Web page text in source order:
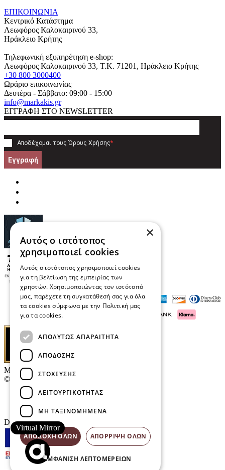
ΕΠΙΚΟΙΝΩΝΙΑ
Κεντρικό Κατάστημα
Λεωφόρος Καλοκαιρινού 33,
Ηράκλειο Κρήτης
Τηλεφωνική εξυπηρέτηση e-shop:
Λεωφόρος Καλοκαιρινού 33, T.K. 71201, Ηράκλειο Κρήτης
+30 800 3000400
Ωράριο επικοινωνίας
Δευτέρα - Σάββατο: 09:00 - 15:00
info@markakis.gr
ΕΓΓΡΑΦΗ ΣΤΟ NEWSLETTER
Αποδέχομαι τους Όρους Χρήσης*
Εγγραφή
Μαρκάκης Οπτικά
© 2026
Επικοινωνία
E-Volution Awards
Designed & developed by
Virtual Mirror
×
Αυτός ο ιστότοπος
χρησιμοποιεί cookies
Αυτός ο ιστότοπος χρησιμοποιεί cookies
για τη βελτίωση της εμπειρίας των
χρηστών. Χρησιμοποιώντας τον ιστότοπό
μας, παρέχετε τη συγκατάθεσή σας για όλα
τα cookies σύμφωνα με την Πολιτική μας
για τα cookies.
ΑΠΟΛΎΤΩΣ ΑΠΑΡΑΊΤΗΤΑ
ΑΠΌΔΟΣΗΣ
ΣΤΌΧΕΥΣΗΣ
ΛΕΙΤΟΥΡΓΙΚΌΤΗΤΑΣ
ΜΗ ΤΑΞΙΝΟΜΗΜΈΝΑ
ΑΠΟΔΟΧΉ ΌΛΩΝ ΑΠΌΡΡΙΨΗ ΌΛΩΝ
ΕΜΦΆΝΙΣΗ ΛΕΠΤΟΜΕΡΕΙΏΝ